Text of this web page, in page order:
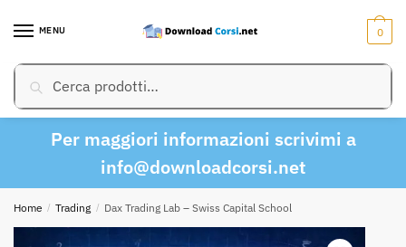
MENU
Cerca:Cerca
0
Per maggiori informazioni scrivimi a
info@downloadcorsi.net
Home / Trading / Dax Trading Lab – Swiss Capital School